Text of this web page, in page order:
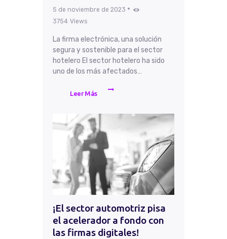
5 de noviembre de 2023
3754 Views
La firma electrónica, una solución
segura y sostenible para el sector
hotelero El sector hotelero ha sido
uno de los más afectados…
Leer Más
¡El sector automotriz pisa
el acelerador a fondo con
las firmas digitales!